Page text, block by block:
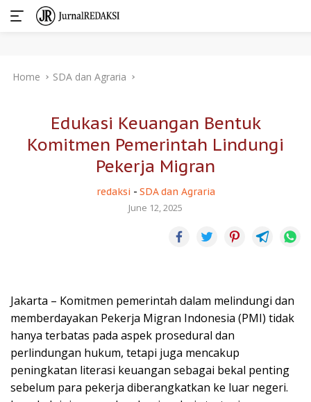
Home SDA dan Agraria
Edukasi Keuangan Bentuk
Komitmen Pemerintah Lindungi
Pekerja Migran
redaksi - SDA dan Agraria
June 12, 2025
Jakarta – Komitmen pemerintah dalam melindungi dan
memberdayakan Pekerja Migran Indonesia (PMI) tidak
hanya terbatas pada aspek prosedural dan
perlindungan hukum, tetapi juga mencakup
peningkatan literasi keuangan sebagai bekal penting
sebelum para pekerja diberangkatkan ke luar negeri.